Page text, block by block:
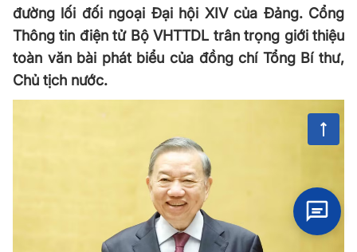
đường lối đối ngoại Đại hội XIV của Đảng. Cổng
Thông tin điện tử Bộ VHTTDL trân trọng giới thiệu
toàn văn bài phát biểu của đồng chí Tổng Bí thư,
Chủ tịch nước.